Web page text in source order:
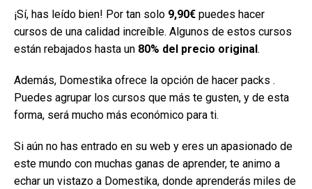
¡Sí, has leído bien! Por tan solo 9,90€ puedes hacer
cursos de una calidad increíble. Algunos de estos cursos
están rebajados hasta un 80% del precio original .
Además, Domestika ofrece la opción de hacer packs .
Puedes agrupar los cursos que más te gusten, y de esta
forma, será mucho más económico para ti.
Si aún no has entrado en su web y eres un apasionado de
este mundo con muchas ganas de aprender, te animo a
echar un vistazo a Domestika, donde aprenderás miles de